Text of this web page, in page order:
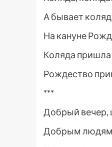
А бывает
На кануне
Коляда пришла
Рождество
***
Добрый вечер,
Добрым людям